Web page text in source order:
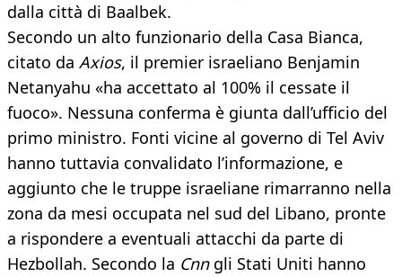
dalla città di Baalbek.
Secondo un alto funzionario della Casa Bianca,
citato da Axios, il premier israeliano Benjamin
Netanyahu «ha accettato al 100% il cessate il
fuoco». Nessuna conferma è giunta dall’ufficio del
primo ministro. Fonti vicine al governo di Tel Aviv
hanno tuttavia convalidato l’informazione, e
aggiunto che le truppe israeliane rimarranno nella
zona da mesi occupata nel sud del Libano, pronte
a rispondere a eventuali attacchi da parte di
Hezbollah. Secondo la Cnn gli Stati Uniti hanno